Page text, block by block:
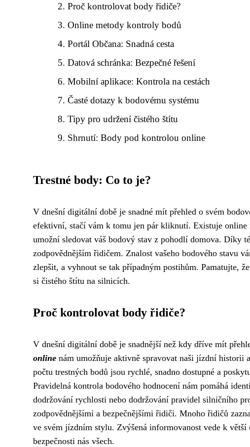
Proč kontrolovat body řidiče?
Online metody kontroly bodů
Portál Občana: Snadná cesta
Datová schránka: Bezpečné řešení
Mobilní aplikace: Kontrola na cestách
Časté dotazy k bodovému systému
Tipy pro udržení čistého štítu
Shrnutí: Body pod kontrolou online
Trestné body: Co to je?
V dnešní digitální době je snadné mít přehled o svém
efektivní, stačí vám k tomu jen pár kliknutí. Existuje
umožní sledovat váš bodový stav z pohodlí domova. Díky
zodpovědnějším řidičem. Znalost vašeho bodového stavu
zlepšit, a vyhnout se tak případným postihům. Pamatujte,
si čistého štítu na silnicích.
Proč kontrolovat body řidiče?
V dnešní digitální době je snadnější než kdy dříve mít
online nám umožňuje aktivně spravovat naši jízdní
počtu trestných bodů jsou rychlé, snadno dostupné a
Pravidelná kontrola bodového hodnocení nám pomáhá
dodržování rychlosti nebo dodržování pravidel silničního
zodpovědnějšími a bezpečnějšími řidiči. Mnoho řidičů
ve svém jízdním stylu. Zvýšená informovanost vede k
bezpečnosti nás všech.